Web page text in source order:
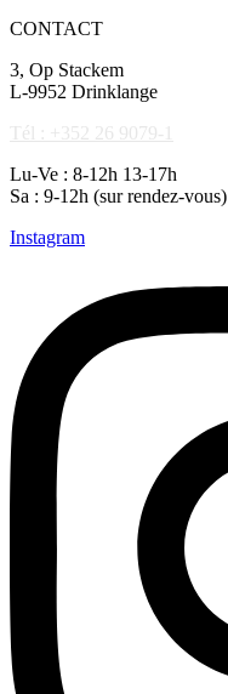
CONTACT
3, Op Stackem
L-9952 Drinklange
Tél : +352 26 9079-1
Lu-Ve : 8-12h 13-17h
Sa : 9-12h (sur rendez-vous)
Instagram